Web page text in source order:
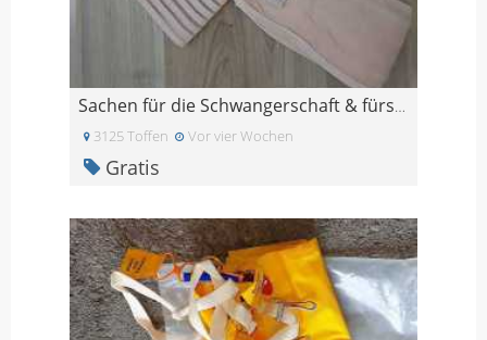
Sachen für die Schwangerschaft & fürs Wochenbett
3125 Toffen Vor vier Wochen
Gratis